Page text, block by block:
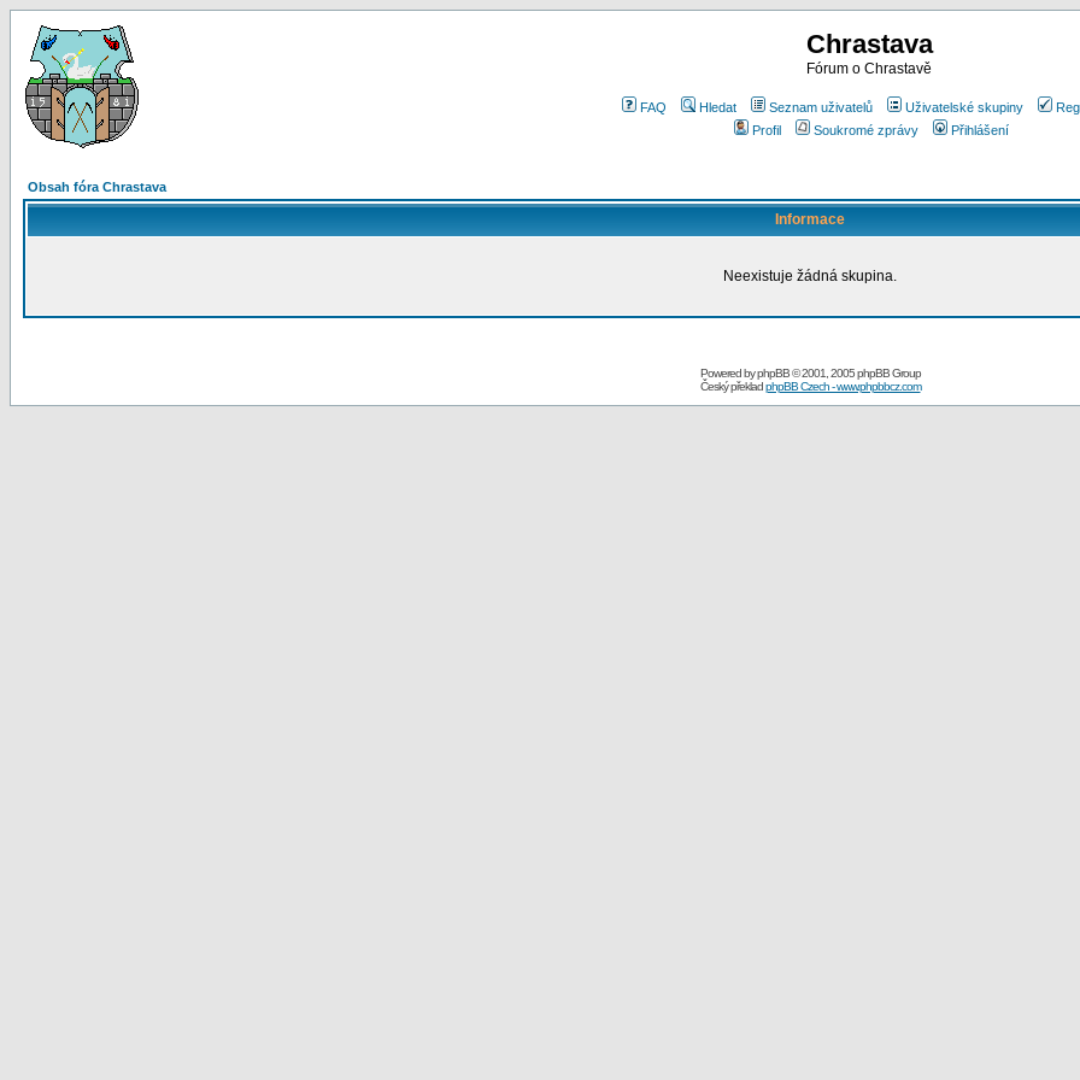
Chrastava
Fórum o Chrastavě
FAQ Hledat Seznam uživatelů Uživatelské skupiny
Profil
Soukromé zprávy Přihlášení
Obsah fóra Chrastava
Informace
Neexistuje žádná skupina.
Powered byphpBB© 2001, 2005 phpBB Group
Český překladphpBB Czech - www.phpbbcz.com